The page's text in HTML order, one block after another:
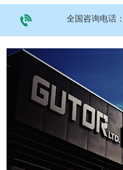
全国咨询电话：